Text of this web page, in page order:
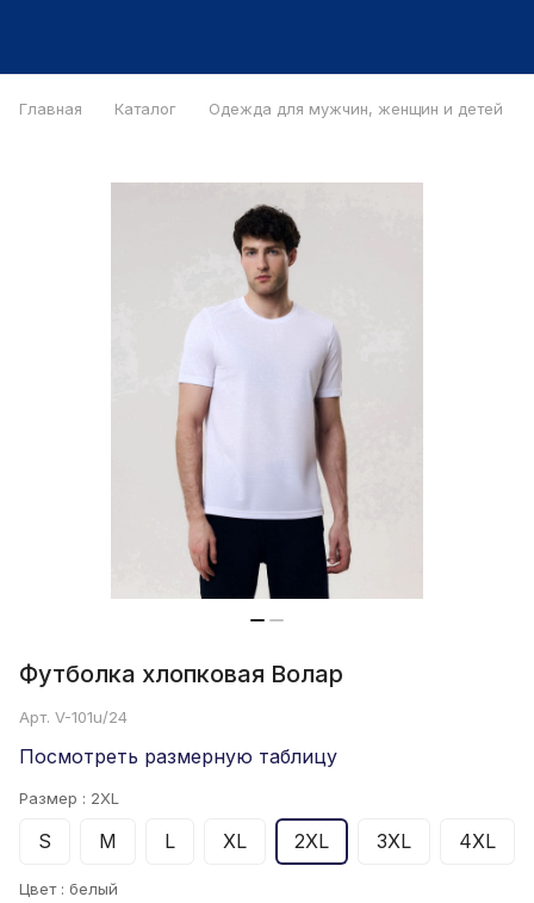
Главная Каталог Одежда для мужчин, женщин и детей
Футболка хлопковая Волар
Арт. V-101u/24
Посмотреть размерную таблицу
Размер : 2XL
S M L XL 2XL 3XL 4XL
Цвет : белый